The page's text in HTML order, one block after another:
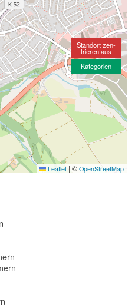
Leaflet | © OpenStreetMap
Standort zen-
trieren aus
Kategorien